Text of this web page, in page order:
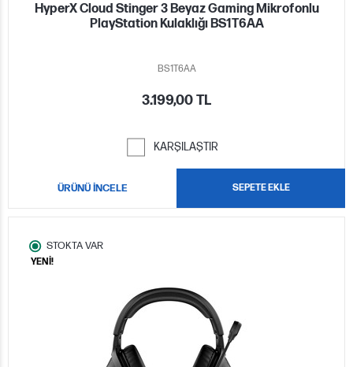
HyperX Cloud Stinger 3 Beyaz Gaming Mikrofonlu
PlayStation Kulaklığı BS1T6AA
BS1T6AA
3.199,00 TL
KARŞILAŞTIR
ÜRÜNÜ İNCELE SEPETE EKLE
STOKTA VAR
YENİ!